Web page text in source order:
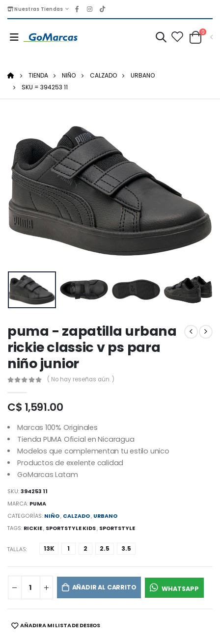
Nuestras Tiendas
0
TIENDA NIÑO CALZADO
URBANO
SKU = 394253 11
puma - zapatilla urbana
rickie classic v ps para
niño junior
( No hay reseñas aún. )
C$ 1,591.00
Marcas 100% Originales
Tienda PUMA Oficial en Nicaragua
Modelos que complementan tu estilo unico
Productos de exelente calidad
GoMarcas Latam
SKU:394253 11
MARCA: PUMA
CATEGORÍAS: NIÑO, CALZADO, URBANO
TAGS: RICKIE, SPORTSTYLE KIDS, SPORTSTYLE
TALLAS: 13K 1 2 2.5 3.5
AÑADIR AL CARRITO WHATSAPP
SHARE:AÑADIR A MI LISTA DE DESEOS